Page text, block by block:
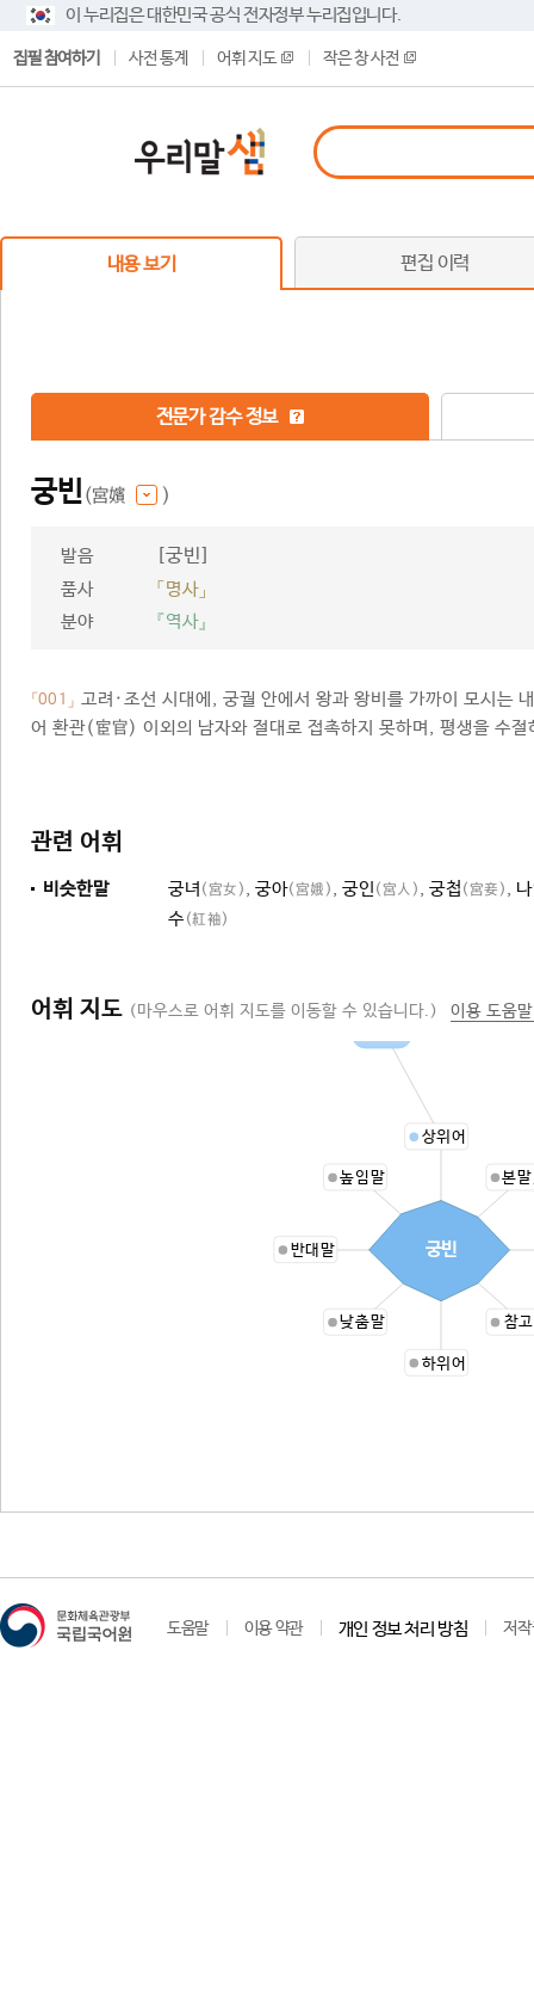
이 누리집은 대한민국 공식 전자정부 누리집입니다.
집필 참여하기 사전 통계 어휘 지도 작은 창 사전
내용 보기 편집 이력
전문가 감수 정보
궁빈(宮嬪 )
발음 [궁빈]
품사
「명사」
분야
『역사』
「001」 고려·조선 시대에, 궁궐 안에서 왕과 왕비를 가까이 모시는
어 환관(宦官) 이외의 남자와 절대로 접촉하지 못하며, 평생을 수절
관련 어휘
비슷한말 궁녀 (宮女) , 궁아(宮娥) , 궁인 (宮人) , 궁첩 (宮妾) ,
수 (紅袖)
어휘 지도 (마우스로 어휘 지도를 이동할 수 있습니다.) 이용 도움
상위어
본
참
하위어
낮춤말
반대말
높임말
궁빈
도움말 이용 약관 개인 정보 처리 방침 저